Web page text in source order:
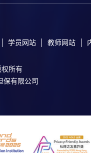
学员网站 教师网站
所有
保有限公司